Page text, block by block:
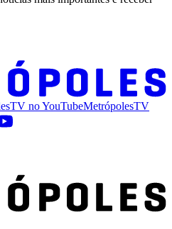
noYouTubeMetrópolesTV